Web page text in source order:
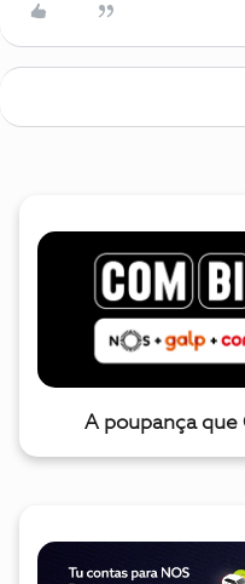
A poupança que